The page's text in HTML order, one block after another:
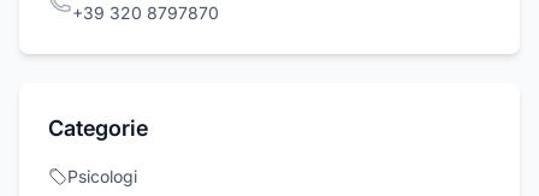
+39 320 8797870
Categorie
Psicologi